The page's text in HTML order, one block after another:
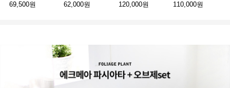
69,500원
62,000원
120,000원
110,000원